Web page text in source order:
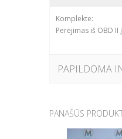
Komplekte:
Perėjimas iš OBD II
PAPILDOMA
PANAŠŪS